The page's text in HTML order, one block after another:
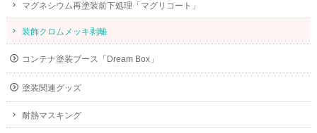
マグネシウム再塗装前下処理「マグリコート」
装飾クロムメッキ剥離
コンテナ塗装ブース「Dream Box」
塗装関連グッズ
耐熱マスキング